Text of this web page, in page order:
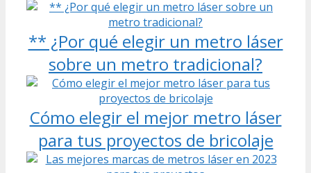
** ¿Por qué elegir un metro láser
sobre un metro tradicional?
Cómo elegir el mejor metro láser
para tus proyectos de bricolaje